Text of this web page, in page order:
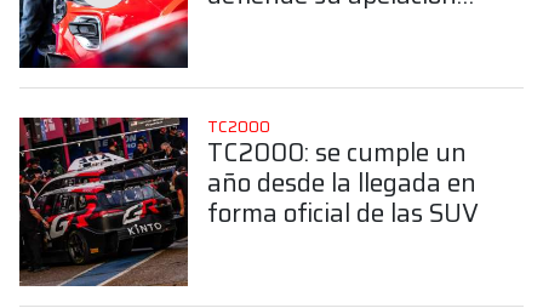
TC2000
TC2000: se cumple un
año desde la llegada en
forma oficial de las SUV